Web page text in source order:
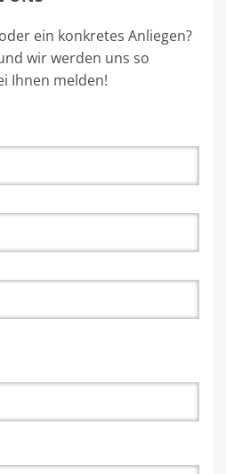
ein konkretes Anliegen?
wir werden uns so
Ihnen melden!